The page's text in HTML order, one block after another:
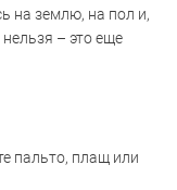
на землю, на пол и,
– это еще
пальто, плащ или